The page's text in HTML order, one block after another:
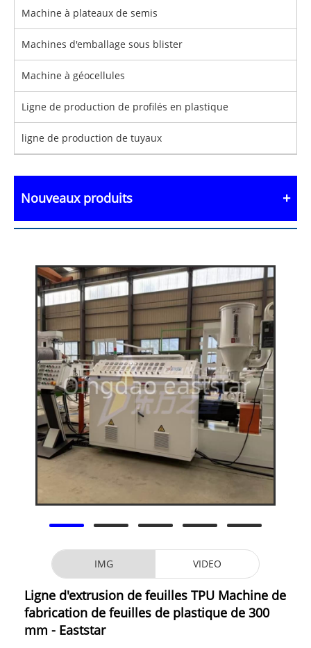
Machine à plateaux de semis
Machines d'emballage sous blister
Machine à géocellules
Ligne de production de profilés en plastique
ligne de production de tuyaux
Nouveaux produits
IMG VIDEO
Ligne d'extrusion de feuilles TPU Machine de
fabrication de feuilles de plastique de 300
mm - Eaststar